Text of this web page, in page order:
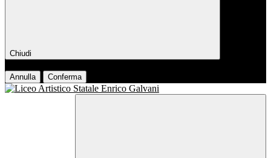
Chiudi
Annulla Conferma